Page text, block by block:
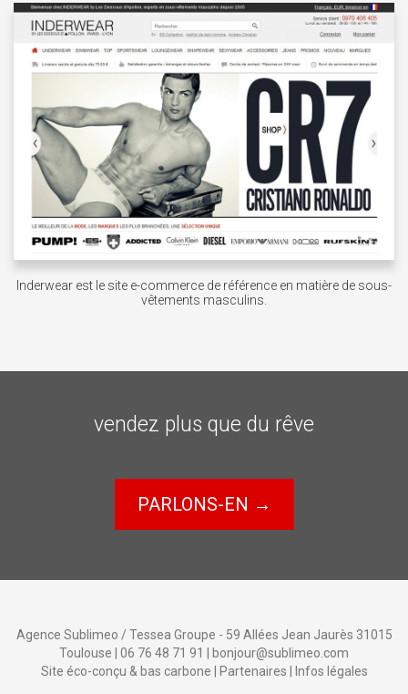
Inderwear est le site e-commerce de référence en matière de sous-
vêtements masculins.
vendez plus que du rêve
PARLONS-EN →
Agence Sublimeo / Tessea Groupe - 59 Allées Jean Jaurès 31015
Toulouse | 06 76 48 71 91
bonjour@sublimeo.com
Site éco-conçu & bas carbone Partenaires Infos légales